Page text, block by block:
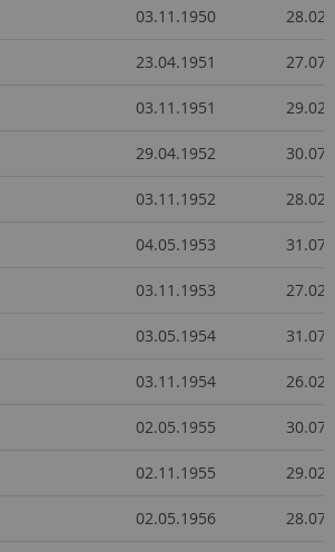
03.11.1950
23.04.1951
03.11.1951
29.04.1952
03.11.1952
04.05.1953
03.11.1953
03.05.1954
03.11.1954
02.05.1955
02.11.1955
02.05.1956